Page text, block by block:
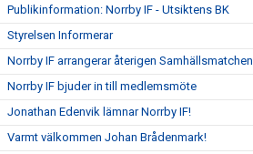
Publikinformation: Norrby IF - Utsiktens BK
Styrelsen Informerar
Norrby IF arrangerar återigen Samhällsmatchen
Norrby IF bjuder in till medlemsmöte
Jonathan Edenvik lämnar Norrby IF!
Varmt välkommen Johan Brådenmark!